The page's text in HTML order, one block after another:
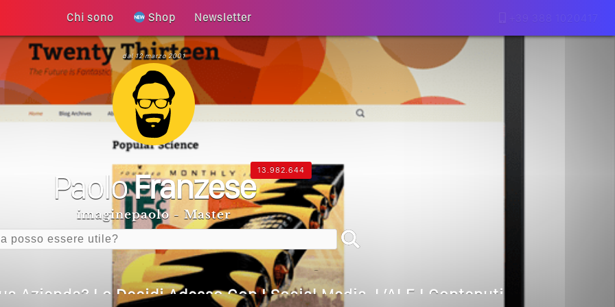
Chi sono Shop Newsletter
dal 12 marzo 2001
13.982.644
PaoloFranzese
imaginepaolo - Master
La Tua Vita Non Cambia? La Trappola Della Motivazione…
Diventa Speranza: Il Quarto Memorial Carmine Franzese
Un Articolo Per Il Blog? Uno Che Leggeranno Davvero
Experience (SGE)? Il Declino Della Vecchia SEO
I Social Media? Siamo Nell’era Degli Algoritmi Predittivi
Azienda? Lo Decidi Adesso Con I Social Media, L’AI E I Contenuti…
Non Basta Più? Contenuti Di Valore O Solo Rumore…